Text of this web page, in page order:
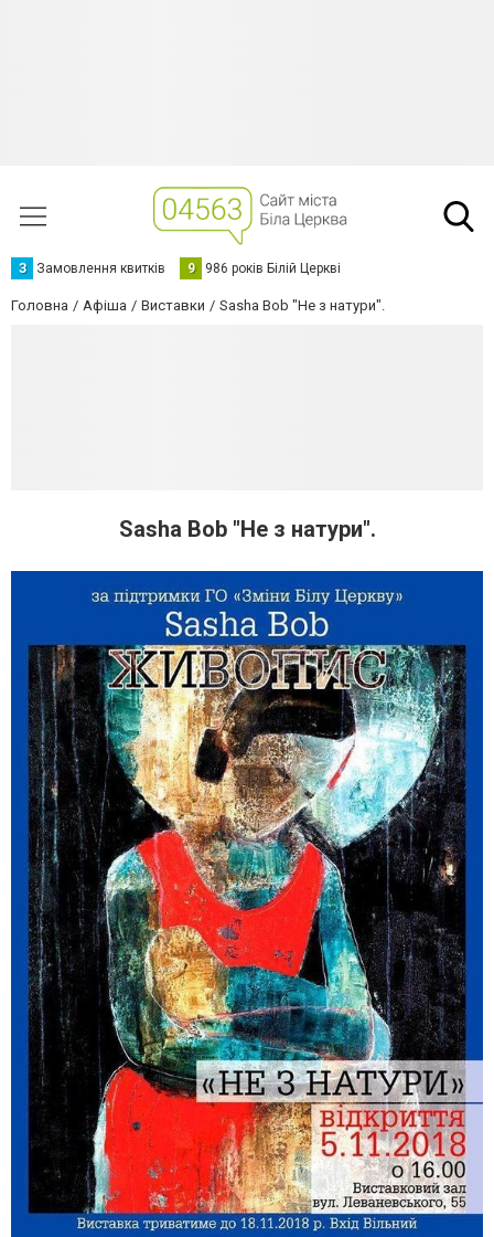
З Замовлення квитків 9 986 років Білій Церкві
Головна Афіша Виставки Sasha Bob "Не з натури".
Sasha Bob "Не з натури".